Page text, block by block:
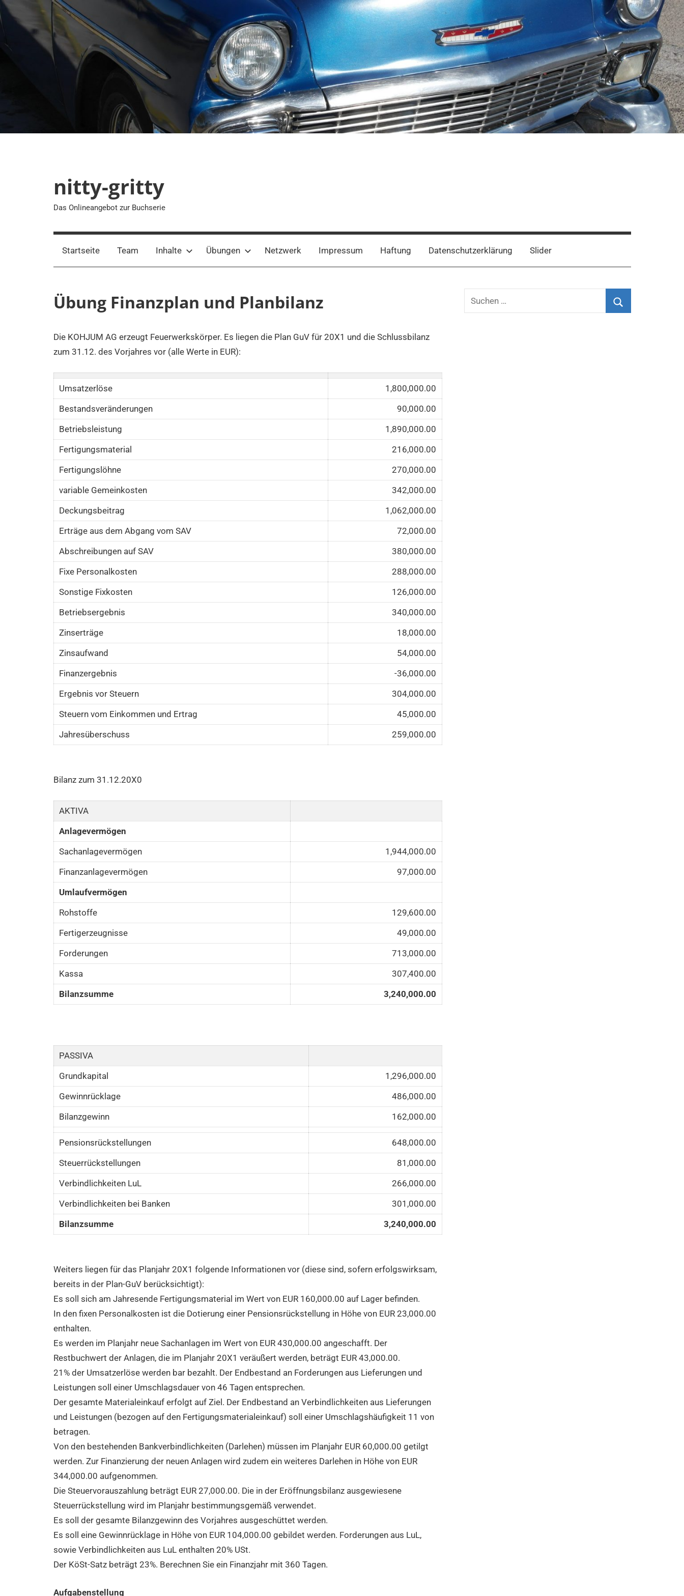
Zum
Inhalt
nitty-gritty
Das Onlineangebot zur Buchserie
Startseite Team Inhalte Übungen Netzwerk Impressum Haftung Datenschutzerklärung Slider
Übung Finanzplan und Planbilanz
Die KOHJUM AG erzeugt Feuerwerkskörper. Es liegen die Plan GuV für 20X1 und die Schlussbilanz
zum 31.12. des Vorjahres vor (alle Werte in EUR):
Umsatzerlöse
1,800,000.00
Bestandsveränderungen
90,000.00
Betriebsleistung
1,890,000.00
Fertigungsmaterial
216,000.00
Fertigungslöhne
270,000.00
variable Gemeinkosten
342,000.00
Deckungsbeitrag
1,062,000.00
Erträge aus dem Abgang vom SAV
72,000.00
Abschreibungen auf SAV
380,000.00
Fixe Personalkosten
288,000.00
Sonstige Fixkosten
126,000.00
Betriebsergebnis
340,000.00
Zinserträge
18,000.00
Zinsaufwand
54,000.00
Finanzergebnis
-36,000.00
Ergebnis vor Steuern
304,000.00
Steuern vom Einkommen und Ertrag
45,000.00
Jahresüberschuss
259,000.00
Bilanz zum 31.12.20X0
AKTIVA
Anlagevermögen
Sachanlagevermögen
1,944,000.00
Finanzanlagevermögen
97,000.00
Umlaufvermögen
Rohstoffe
129,600.00
Fertigerzeugnisse
49,000.00
Forderungen
713,000.00
Kassa
307,400.00
Bilanzsumme
3,240,000.00
PASSIVA
Grundkapital
1,296,000.00
Gewinnrücklage
486,000.00
Bilanzgewinn
162,000.00
Pensionsrückstellungen
648,000.00
Steuerrückstellungen
81,000.00
Verbindlichkeiten LuL
266,000.00
Verbindlichkeiten bei Banken
301,000.00
Bilanzsumme
3,240,000.00
Weiters liegen für das Planjahr 20X1 folgende Informationen vor (diese sind, sofern erfolgswirksam,
bereits in der Plan-GuV berücksichtigt):
Es soll sich am Jahresende Fertigungsmaterial im Wert von EUR 160,000.00 auf Lager befinden.
In den fixen Personalkosten ist die Dotierung einer Pensionsrückstellung in Höhe von EUR 23,000.00
enthalten.
Es werden im Planjahr neue Sachanlagen im Wert von EUR 430,000.00 angeschafft. Der
Restbuchwert der Anlagen, die im Planjahr 20X1 veräußert werden, beträgt EUR 43,000.00.
21% der Umsatzerlöse werden bar bezahlt. Der Endbestand an Forderungen aus Lieferungen und
Leistungen soll einer Umschlagsdauer von 46 Tagen entsprechen.
Der gesamte Materialeinkauf erfolgt auf Ziel. Der Endbestand an Verbindlichkeiten aus Lieferungen
und Leistungen (bezogen auf den Fertigungsmaterialeinkauf) soll einer Umschlagshäufigkeit 11 von
betragen.
Von den bestehenden Bankverbindlichkeiten (Darlehen) müssen im Planjahr EUR 60,000.00 getilgt
werden. Zur Finanzierung der neuen Anlagen wird zudem ein weiteres Darlehen in Höhe von EUR
344,000.00 aufgenommen.
Die Steuervorauszahlung beträgt EUR 27,000.00. Die in der Eröffnungsbilanz ausgewiesene
Steuerrückstellung wird im Planjahr bestimmungsgemäß verwendet.
Es soll der gesamte Bilanzgewinn des Vorjahres ausgeschüttet werden.
Es soll eine Gewinnrücklage in Höhe von EUR 104,000.00 gebildet werden. Forderungen aus LuL,
sowie Verbindlichkeiten aus LuL enthalten 20% USt.
Der KöSt-Satz beträgt 23%. Berechnen Sie ein Finanzjahr mit 360 Tagen.
Aufgabenstellung
Suchen
nach: